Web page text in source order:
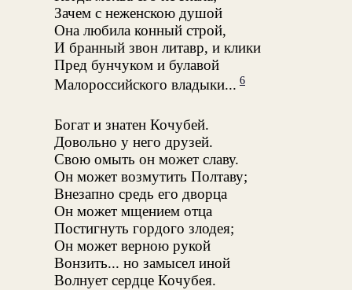
Зачем с неженскою душой
Она любила конный строй,
И бранный звон литавр, и клики
Пред бунчуком и булавой
Малороссийского владыки... 6
Богат и знатен Кочубей.
Довольно у него друзей.
Свою омыть он может славу.
Он может возмутить Полтаву;
Внезапно средь его дворца
Он может мщением отца
Постигнуть гордого злодея;
Он может верною рукой
Вонзить... но замысел иной
Волнует сердце Кочубея.